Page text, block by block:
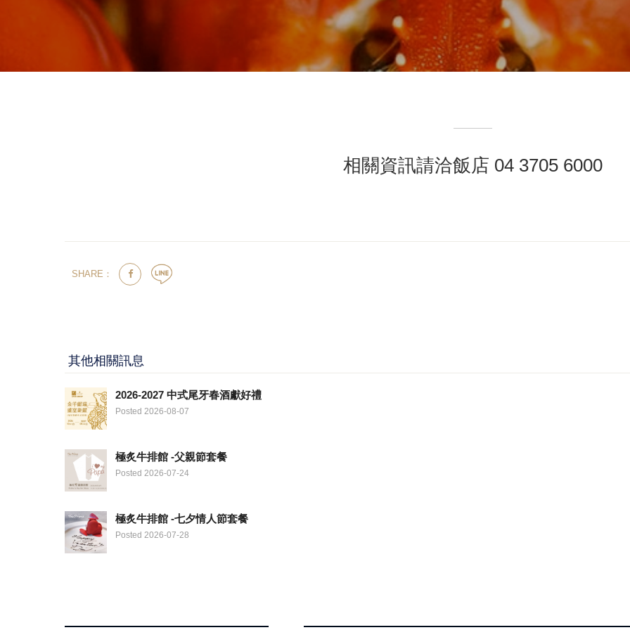
相關資訊請洽飯店 04 3705 6000
SHARE：
其他相關訊息
2026-2027 中式尾牙春酒獻好禮
Posted 2026-08-07
極炙牛排館 -父親節套餐
Posted 2026-07-24
極炙牛排館 -七夕情人節套餐
Posted 2026-07-28